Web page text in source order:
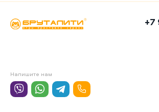
+7
Напишите нам